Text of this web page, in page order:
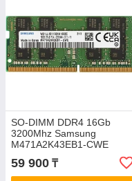
SO-DIMM DDR4 16Gb
3200Mhz Samsung
M471A2K43EB1-CWE
59 900 ₸